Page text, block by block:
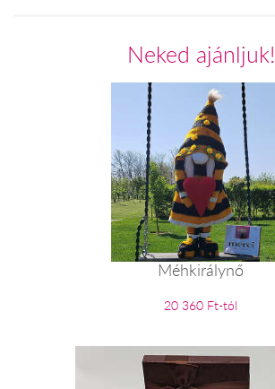
Neked ajánljuk!
Méhkirálynő
20 360 Ft-tól